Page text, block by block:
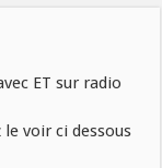
ET sur radio
voir ci dessous